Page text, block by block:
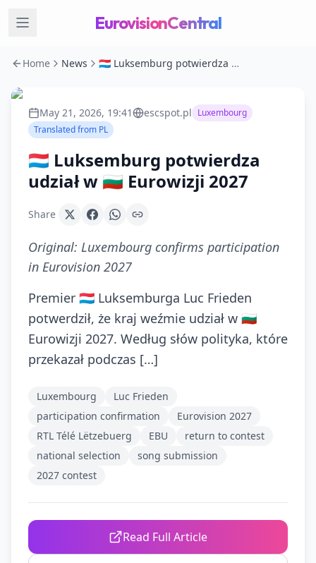
EurovisionCentral
Home News 🇱🇺 Luksemburg potwierdza udział w 🇧🇬 Eurowizji 2027
May 21, 2026, 19:41 escspot.pl Luxembourg
Translated from PL
🇱🇺 Luksemburg potwierdza
udział w 🇧🇬 Eurowizji 2027
Share
Original: Luxembourg confirms participation
in Eurovision 2027
Premier 🇱🇺 Luksemburga Luc Frieden
potwerdził, że kraj weźmie udział w 🇧🇬
Eurowizji 2027. Według słów polityka, które
przekazał podczas […]
Luxembourg
Luc Frieden
participation confirmation
Eurovision 2027
RTL Télé Lëtzebuerg
EBU
return to contest
national selection
song submission
2027 contest
Read Full Article